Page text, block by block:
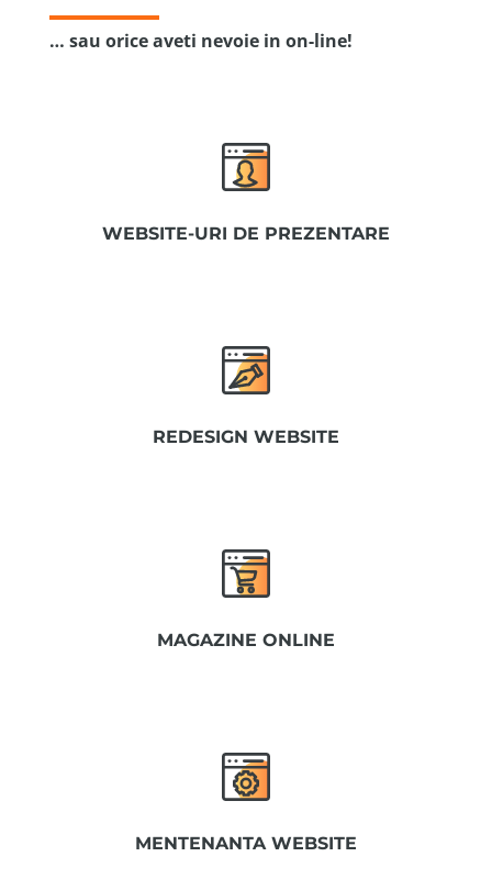
… sau orice aveti nevoie in on-line!
WEBSITE-URI DE PREZENTARE
REDESIGN WEBSITE
MAGAZINE ONLINE
MENTENANTA WEBSITE